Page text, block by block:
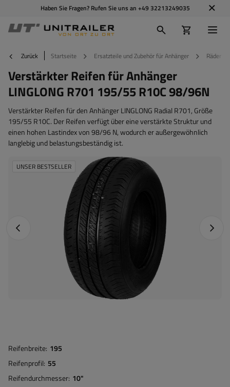
Haben Sie Fragen? Rufen Sie uns an +49 32213249035
Zurück Startseite Ersatzteile und Zubehör für Anhänger Räder
Verstärkter Reifen für Anhänger
LINGLONG R701 195/55 R10C 98/96N
Verstärkter Reifen für den Anhänger LINGLONG Radial R701, Größe
195/55 R10C. Der Reifen verfügt über eine verstärkte Struktur und
einen hohen Lastindex von 98/96 N, wodurch er außergewöhnlich
langlebig und belastungsbeständig ist.
Vorheriges Foto
UNSER BESTSELLER
Reifenbreite 195
Reifenprofil 55
Reifendurchmesser 10"